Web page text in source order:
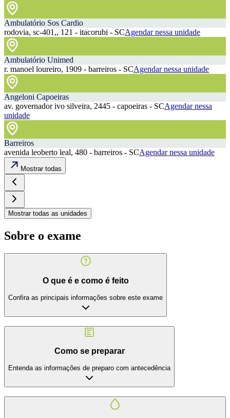
Ambulatório Sos Cardio
rodovia, sc-401,, 121 - itacorubi - SCAgendar nessa unidade
Ambulatório Unimed
r. manoel loureiro, 1909 - barreiros - SCAgendar nessa unidade
Angeloni Capoeiras
av. governador ivo silveira, 2445 - capoeiras - SCAgendar nessa
unidade
Barreiros
avenida leoberto leal, 480 - barreiros - SCAgendar nessa unidade
Mostrar todas
Mostrar todas as unidades
Sobre o exame
O que é e como é feito
Confira as principais informações sobre este exame
Como se preparar
Entenda as informações de preparo com antecedência